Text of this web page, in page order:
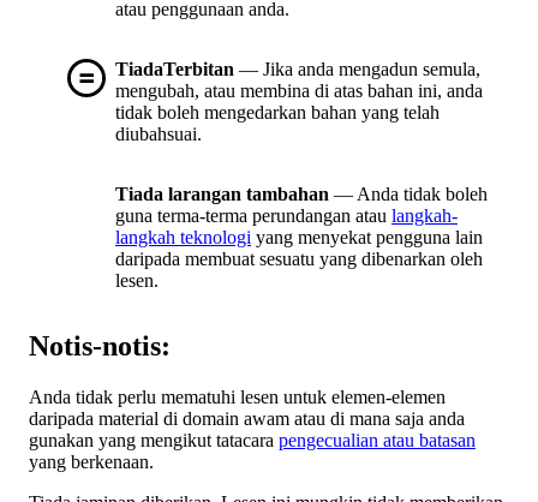
atau penggunaan anda.
TiadaTerbitan — Jika anda mengadun semula,
mengubah, atau membina di atas bahan ini, anda
tidak boleh mengedarkan bahan yang telah
diubahsuai.
Tiada larangan tambahan — Anda tidak boleh
guna terma-terma perundangan atau langkah-
langkah teknologi yang menyekat pengguna lain
daripada membuat sesuatu yang dibenarkan oleh
lesen.
Notis-notis:
Anda tidak perlu mematuhi lesen untuk elemen-elemen
daripada material di domain awam atau di mana saja anda
gunakan yang mengikut tatacara pengecualian atau batasan
yang berkenaan.